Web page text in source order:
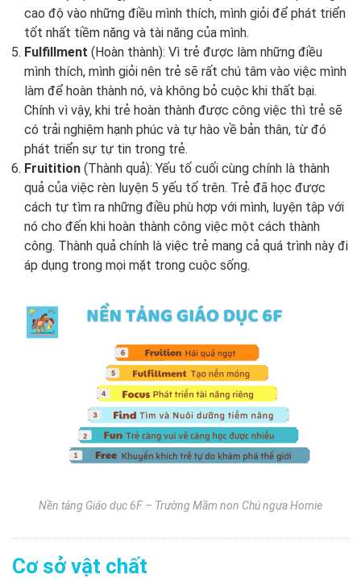
cao độ vào những điều mình thích, mình giỏi để phát triển
tốt nhất tiềm năng và tài năng của mình.
Fulfillment (Hoàn thành): Vì trẻ được làm những điều
mình thích, mình giỏi nên trẻ sẽ rất chú tâm vào việc mình
làm để hoàn thành nó, và không bỏ cuộc khi thất bại.
Chính vì vậy, khi trẻ hoàn thành được công việc thì trẻ sẽ
có trải nghiệm hạnh phúc và tự hào về bản thân, từ đó
phát triển sự tự tin trong trẻ.
Fruitition (Thành quả): Yếu tố cuối cùng chính là thành
quả của việc rèn luyện 5 yếu tố trên. Trẻ đã học được
cách tự tìm ra những điều phù hợp với mình, luyện tập với
nó cho đến khi hoàn thành công việc một cách thành
công. Thành quả chính là việc trẻ mang cả quá trình này đi
áp dụng trong mọi mặt trong cuộc sống.
Nền tảng Giáo dục 6F – Trường Mầm non Chú ngựa Homie
Cơ sở vật chất